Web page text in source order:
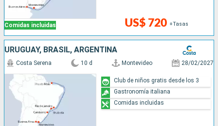
Comidas incluidas US$ 720 +Tasas
URUGUAY, BRASIL, ARGENTINA
Costa Serena 10 d Montevideo 28/02/2027
Club de niños gratis desde los 3
Gastronomía italiana
Comidas incluidas